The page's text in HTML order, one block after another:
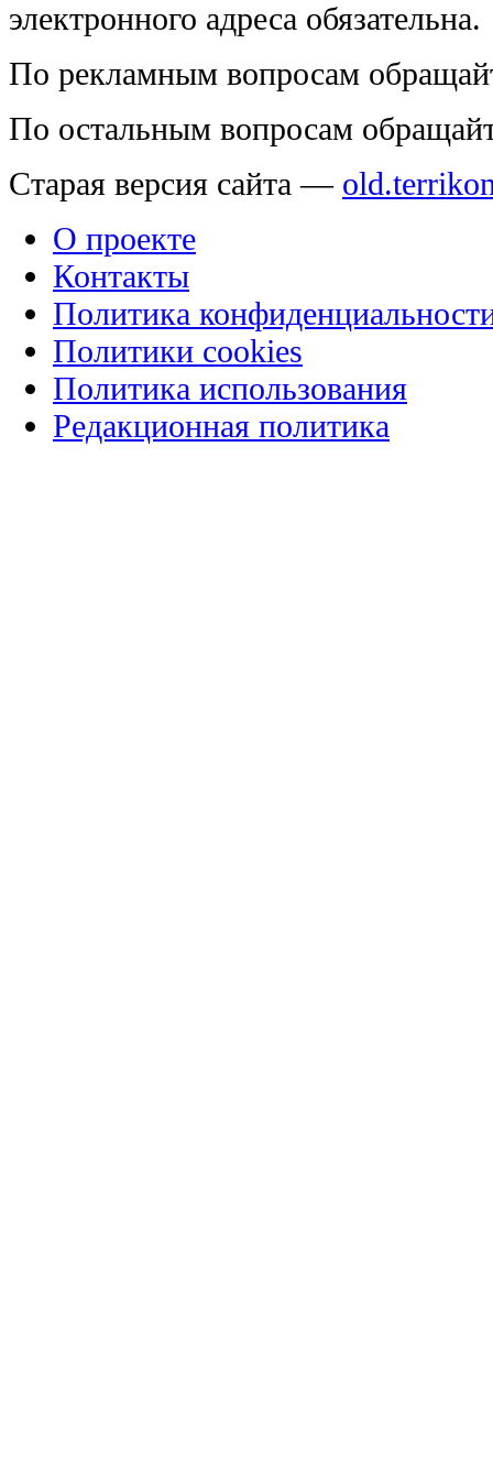
электронного адреса обязательна.
По рекламным вопросам
По остальным вопросам
Старая версия сайта —
О проекте
Контакты
Политика
Политики cookies
Политика использования
Редакционная политика